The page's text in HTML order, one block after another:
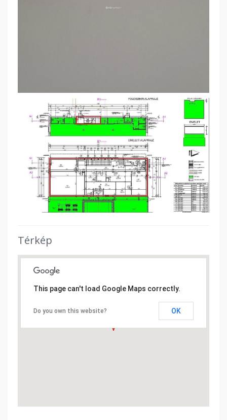
Térkép
This page can't load Google Maps correctly.
Do you own this website? OK